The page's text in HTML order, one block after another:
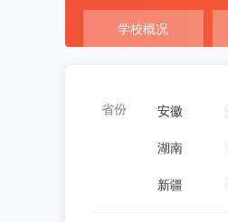
学校概况
省份 安徽
湖南
新疆